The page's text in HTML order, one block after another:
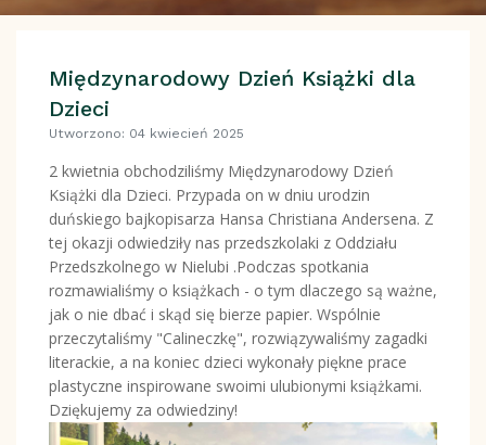
Międzynarodowy Dzień Książki dla
Dzieci
Utworzono: 04 kwiecień 2025
2 kwietnia obchodziliśmy Międzynarodowy Dzień
Książki dla Dzieci. Przypada on w dniu urodzin
duńskiego bajkopisarza Hansa Christiana Andersena. Z
tej okazji odwiedziły nas przedszkolaki z Oddziału
Przedszkolnego w Nielubi .Podczas spotkania
rozmawialiśmy o książkach - o tym dlaczego są ważne,
jak o nie dbać i skąd się bierze papier. Wspólnie
przeczytaliśmy "Calineczkę", rozwiązywaliśmy zagadki
literackie, a na koniec dzieci wykonały piękne prace
plastyczne inspirowane swoimi ulubionymi książkami.
Dziękujemy za odwiedziny!